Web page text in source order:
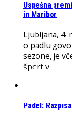
Uspešna
in Maribor
Ljubljana, 4.
o padlu
sezone, je
šport v…
Padel: